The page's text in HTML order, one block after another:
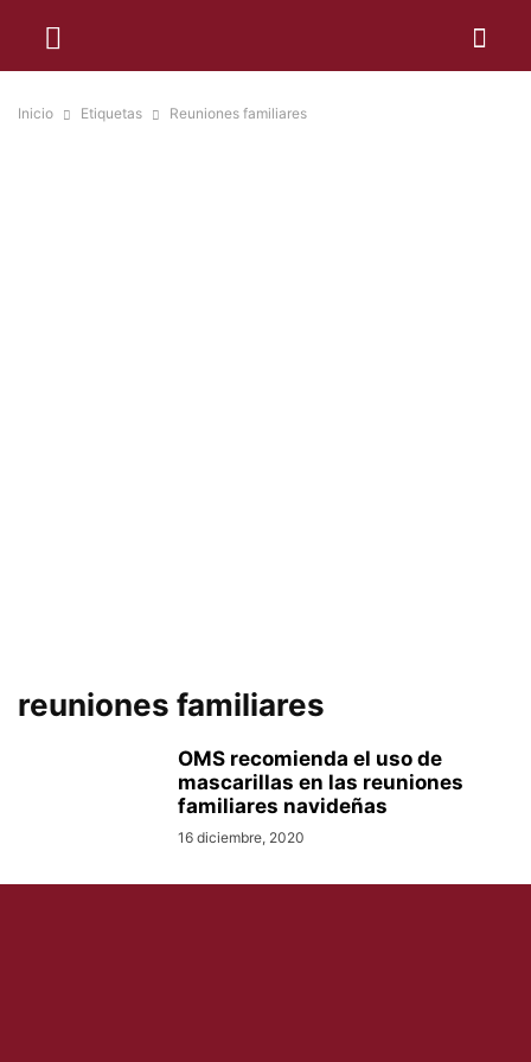
Inicio Etiquetas Reuniones familiares
reuniones familiares
OMS recomienda el uso de
mascarillas en las reuniones
familiares navideñas
16 diciembre, 2020